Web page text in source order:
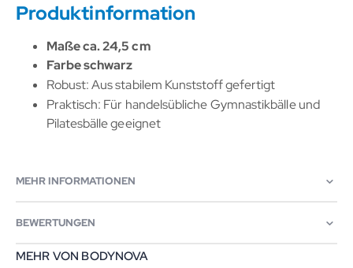
Produktinformation
Maße ca. 24,5 cm
Farbe schwarz
Robust: Aus stabilem Kunststoff gefertigt
Praktisch: Für handelsübliche Gymnastikbälle und
Pilatesbälle geeignet
MEHR INFORMATIONEN
BEWERTUNGEN
MEHR VON BODYNOVA